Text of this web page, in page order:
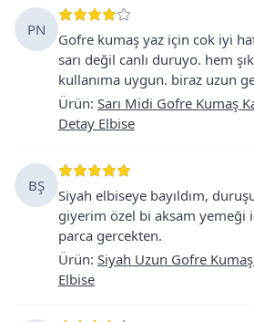
PN
Gofre kumaş yaz için cok iyi
sarı değil canlı duruyo. hem
kullanıma uygun. biraz uzun
Ürün: Sarı Midi Gofre Kumaş
Detay Elbise
BŞ
Siyah elbiseye bayıldım,
giyerim özel bi aksam yemeği
parca gercekten.
Ürün: Siyah Uzun Gofre
Elbise